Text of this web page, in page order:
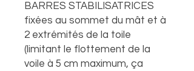
BARRES STABILISATRICES
fixées au sommet du mât et à
2 extrémités de la toile
(limitant le flottement de la
voile à 5 cm maximum, ça